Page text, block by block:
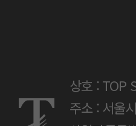
상호 : TOP
주소 : 서울